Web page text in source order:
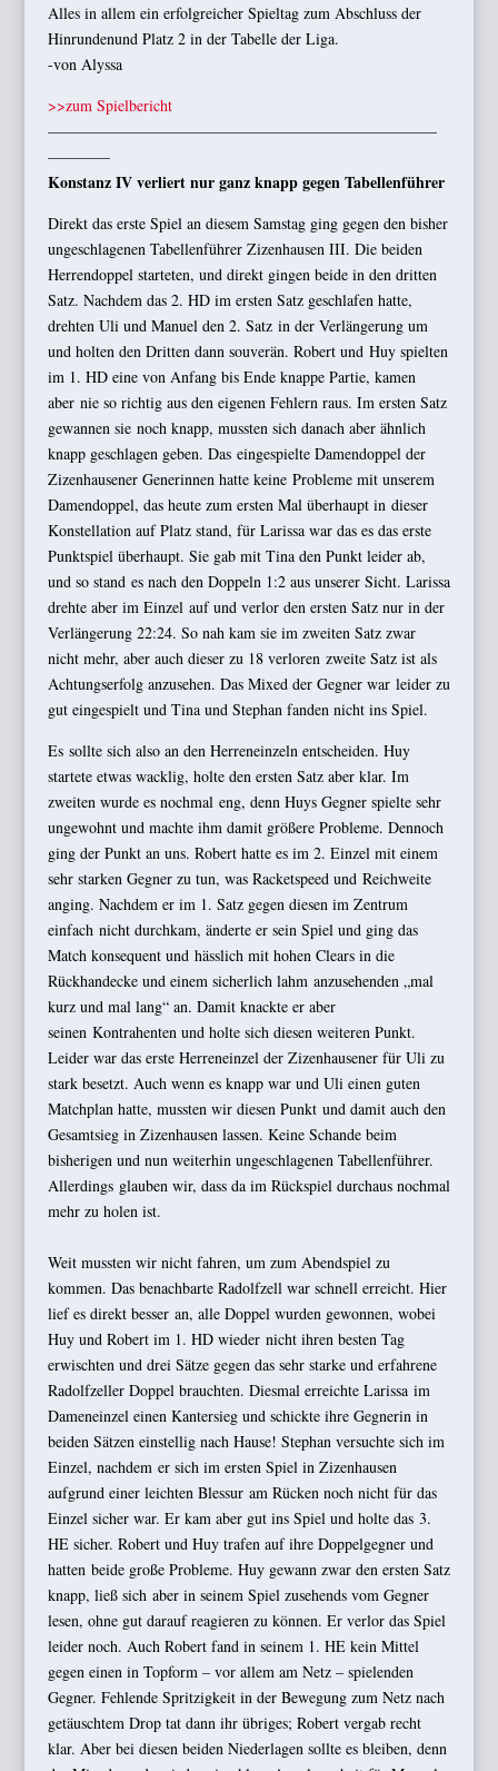
Alles in allem ein erfolgreicher Spieltag zum Abschluss der
Hinrundenund Platz 2 in der Tabelle der Liga.
-von Alyssa
>>zum Spielbericht
—————————————————————————
————
Konstanz IV verliert nur ganz knapp gegen Tabellenführer
Direkt das erste Spiel an diesem Samstag ging gegen den bisher
ungeschlagenen Tabellenführer Zizenhausen III. Die beiden
Herrendoppel starteten, und direkt gingen beide in den dritten
Satz. Nachdem das 2. HD im ersten Satz geschlafen hatte,
drehten Uli und Manuel den 2. Satz in der Verlängerung um
und holten den Dritten dann souverän. Robert und Huy spielten
im 1. HD eine von Anfang bis Ende knappe Partie, kamen
aber nie so richtig aus den eigenen Fehlern raus. Im ersten Satz
gewannen sie noch knapp, mussten sich danach aber ähnlich
knapp geschlagen geben. Das eingespielte Damendoppel der
Zizenhausener Generinnen hatte keine Probleme mit unserem
Damendoppel, das heute zum ersten Mal überhaupt in dieser
Konstellation auf Platz stand, für Larissa war das es das erste
Punktspiel überhaupt. Sie gab mit Tina den Punkt leider ab,
und so stand es nach den Doppeln 1:2 aus unserer Sicht. Larissa
drehte aber im Einzel auf und verlor den ersten Satz nur in der
Verlängerung 22:24. So nah kam sie im zweiten Satz zwar
nicht mehr, aber auch dieser zu 18 verloren zweite Satz ist als
Achtungserfolg anzusehen. Das Mixed der Gegner war leider zu
gut eingespielt und Tina und Stephan fanden nicht ins Spiel.
Es sollte sich also an den Herreneinzeln entscheiden. Huy
startete etwas wacklig, holte den ersten Satz aber klar. Im
zweiten wurde es nochmal eng, denn Huys Gegner spielte sehr
ungewohnt und machte ihm damit größere Probleme. Dennoch
ging der Punkt an uns. Robert hatte es im 2. Einzel mit einem
sehr starken Gegner zu tun, was Racketspeed und Reichweite
anging. Nachdem er im 1. Satz gegen diesen im Zentrum
einfach nicht durchkam, änderte er sein Spiel und ging das
Match konsequent und hässlich mit hohen Clears in die
Rückhandecke und einem sicherlich lahm anzusehenden „mal
kurz und mal lang“ an. Damit knackte er aber
seinen Kontrahenten und holte sich diesen weiteren Punkt.
Leider war das erste Herreneinzel der Zizenhausener für Uli zu
stark besetzt. Auch wenn es knapp war und Uli einen guten
Matchplan hatte, mussten wir diesen Punkt und damit auch den
Gesamtsieg in Zizenhausen lassen. Keine Schande beim
bisherigen und nun weiterhin ungeschlagenen Tabellenführer.
Allerdings glauben wir, dass da im Rückspiel durchaus nochmal
mehr zu holen ist.
Weit mussten wir nicht fahren, um zum Abendspiel zu
kommen. Das benachbarte Radolfzell war schnell erreicht. Hier
lief es direkt besser an, alle Doppel wurden gewonnen, wobei
Huy und Robert im 1. HD wieder nicht ihren besten Tag
erwischten und drei Sätze gegen das sehr starke und erfahrene
Radolfzeller Doppel brauchten. Diesmal erreichte Larissa im
Dameneinzel einen Kantersieg und schickte ihre Gegnerin in
beiden Sätzen einstellig nach Hause! Stephan versuchte sich im
Einzel, nachdem er sich im ersten Spiel in Zizenhausen
aufgrund einer leichten Blessur am Rücken noch nicht für das
Einzel sicher war. Er kam aber gut ins Spiel und holte das 3.
HE sicher. Robert und Huy trafen auf ihre Doppelgegner und
hatten beide große Probleme. Huy gewann zwar den ersten Satz
knapp, ließ sich aber in seinem Spiel zusehends vom Gegner
lesen, ohne gut darauf reagieren zu können. Er verlor das Spiel
leider noch. Auch Robert fand in seinem 1. HE kein Mittel
gegen einen in Topform – vor allem am Netz – spielenden
Gegner. Fehlende Spritzigkeit in der Bewegung zum Netz nach
getäuschtem Drop tat dann ihr übriges; Robert vergab recht
klar. Aber bei diesen beiden Niederlagen sollte es bleiben, denn